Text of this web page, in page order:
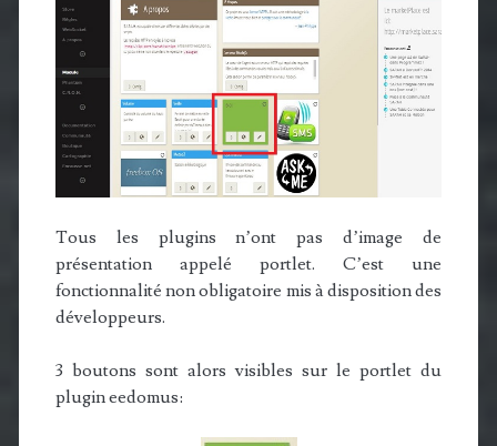
Tous les plugins n’ont pas d’image de
présentation appelé portlet. C’est une
fonctionnalité non obligatoire mis à disposition des
développeurs.
3 boutons sont alors visibles sur le portlet du
plugin eedomus: